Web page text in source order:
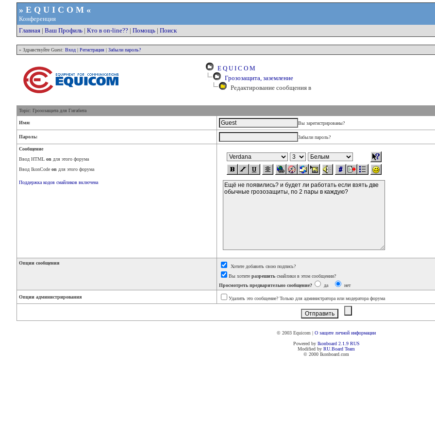
» E Q U I C O M «
Конференция
Главная | Ваш Профиль | Кто в on-line?? | Помощь | Поиск
» Здравствуйте Guest: Вход | Регистрация | Забыли пароль?
E Q U I C O M
Грозозащита, заземление
Редактирование сообщения в
Topic: Грозозащита для Гигабита
Имя: Вы зарегистрированы?
Пароль: Забыли пароль?
Сообщение
Ввод HTML on для этого форума
Ввод IkonCode on для этого форума
Поддержка кодов смайликов включена
Опции сообщения
Хотите добавить свою подпись?
Вы хотите разрешить смайлики в этом сообщении?
Просмотреть предварительно сообщение?
да нет
Опции администрирования Удалить это сообщение? Только для администратора или модератора форума
© 2003 Equicom | О защите личной информации
Powered by Ikonboard 2.1.9 RUS
Modified by RU.Board Team
© 2000 Ikonboard.com